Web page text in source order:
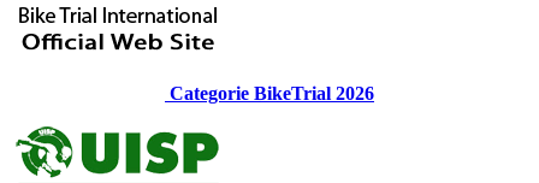
Categorie BikeTrial 2026